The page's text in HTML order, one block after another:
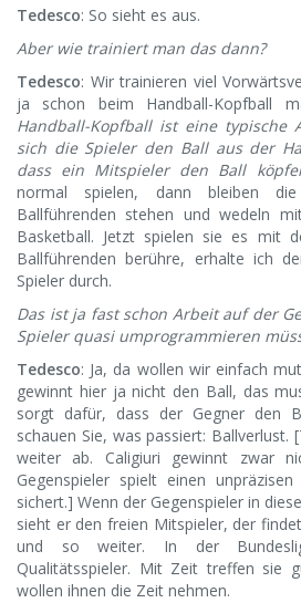
Tedesco: So sieht es aus.
Aber wie trainiert man das dann?
Tedesco: Wir trainieren viel
ja schon beim Handball-Kopfball
Handball-Kopfball ist eine typische
sich die Spieler den Ball aus der
dass ein Mitspieler den Ball
normal spielen, dann bleiben
Ballführenden stehen und wedeln
Basketball. Jetzt spielen sie es mit
Ballführenden berühre, erhalte ich
Spieler durch.
Das ist ja fast schon Arbeit auf der
Spieler quasi umprogrammieren
Tedesco: Ja, da wollen wir einfach
gewinnt hier ja nicht den Ball, das
sorgt dafür, dass der Gegner den
schauen Sie, was passiert: Ballverlust.
weiter ab. Caligiuri gewinnt zwar
Gegenspieler spielt einen
sichert.] Wenn der Gegenspieler in
sieht er den freien Mitspieler, der
und so weiter. In der
Qualitätsspieler. Mit Zeit treffen sie
wollen ihnen die Zeit nehmen.